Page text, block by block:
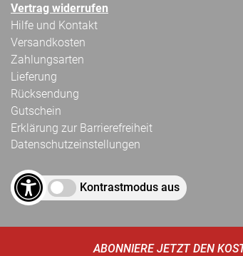
Vertrag widerrufen
Hilfe und Kontakt
Versandkosten
Zahlungsarten
Lieferung
Rücksendung
Gutschein
Erklärung zur Barrierefreiheit
Datenschutzeinstellungen
Kontrastmodus aus
ABONNIERE JETZT DEN